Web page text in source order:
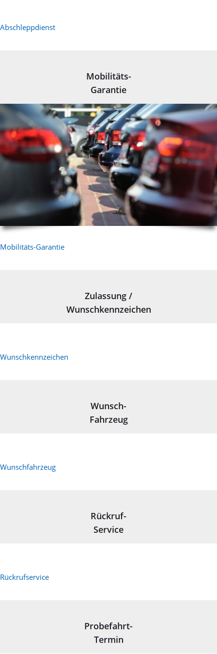
Abschleppdienst
Mobilitäts-
Garantie
Mobilitäts-Garantie
Zulassung /
Wunschkennzeichen
Wunschkennzeichen
Wunsch-
Fahrzeug
Wunschfahrzeug
Rückruf-
Service
Rückrufservice
Probefahrt-
Termin